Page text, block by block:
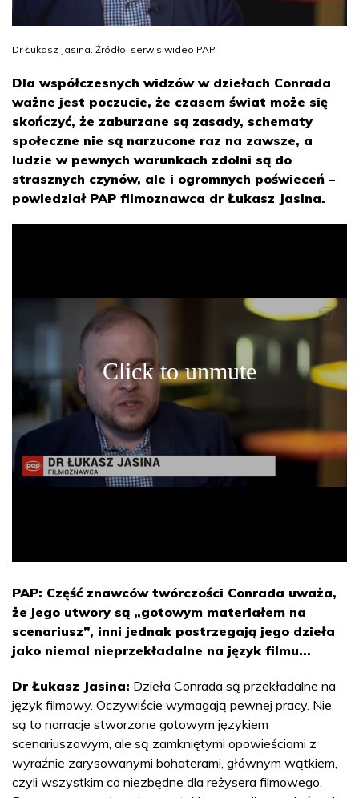
Dr Łukasz Jasina. Źródło: serwis wideo PAP
Dla współczesnych widzów w dziełach Conrada
ważne jest poczucie, że czasem świat może się
skończyć, że zaburzane są zasady, schematy
społeczne nie są narzucone raz na zawsze, a
ludzie w pewnych warunkach zdolni są do
strasznych czynów, ale i ogromnych poświeceń –
powiedział PAP filmoznawca dr Łukasz Jasina.
PAP: Część znawców twórczości Conrada uważa,
że jego utwory są „gotowym materiałem na
scenariusz”, inni jednak postrzegają jego dzieła
jako niemal nieprzekładalne na język filmu...
Dr Łukasz Jasina: Dzieła Conrada są przekładalne na
język filmowy. Oczywiście wymagają pewnej pracy. Nie
są to narracje stworzone gotowym językiem
scenariuszowym, ale są zamkniętymi opowieściami z
wyraźnie zarysowanymi bohaterami, głównym wątkiem,
czyli wszystkim co niezbędne dla reżysera filmowego.